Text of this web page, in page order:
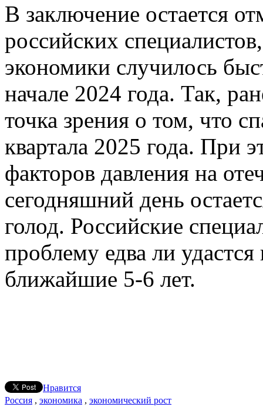
В заключение остается
российских
экономики случилось
начале 2024 года. Так,
точка зрения о том, что
квартала 2025 года. При
факторов давления на
сегодняшний день
голод. Российские
проблему едва ли
ближайшие 5-6 лет.
Нравится
Россия , экономика , экономический рост